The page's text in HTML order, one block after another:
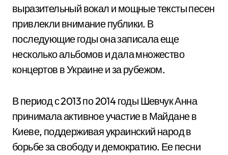
выразительный вокал и мощные тексты песен
привлекли внимание публики. В
последующие годы она записала еще
несколько альбомов и дала множество
концертов в Украине и за рубежом.
В период с 2013 по 2014 годы Шевчук Анна
принимала активное участие в Майдане в
Киеве, поддерживая украинский народ в
борьбе за свободу и демократию. Ее песни